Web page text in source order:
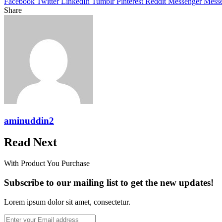
Share
aminuddin2
Read Next
With Product You Purchase
Subscribe to our mailing list to get the new updates!
Lorem ipsum dolor sit amet, consectetur.
Enter